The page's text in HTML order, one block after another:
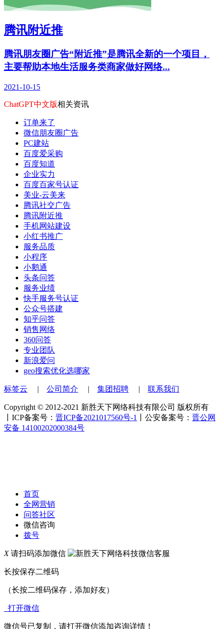
腾讯附近推
腾讯朋友圈广告“附近推”是腾讯全新的一个项目，
主要帮助本地生活服务类商家做好网络...
2021-10-15
ChatGPT中文版相关资讯
订单来了
微信朋友圈广告
PC建站
百度爱采购
百度知道
企业实力
百度百家号认证
美业-云美来
腾讯社交广告
腾讯附近推
手机网站建设
小红书推广
服务品质
小程序
小鹅通
头条问答
服务业绩
快手服务号认证
公众号搭建
知乎问答
销售网络
360问答
专业团队
新浪爱问
geo搜索优化选哪家
标签云 | 公司简介 | 集团招聘 | 联系我们
Copyright © 2012-2021 新胜天下网络科技有限公司 版权所有
丨ICP备案号： 晋ICP备2021017560号-1 丨公安备案号： 晋公网
安备 14100202000384号
首页
全网营销
问答社区
微信咨询
拨号
X请扫码添加微信
长按保存二维码
（长按二维码保存，添加好友）
打开微信
微信号已复制，请打开微信添加咨询详情！